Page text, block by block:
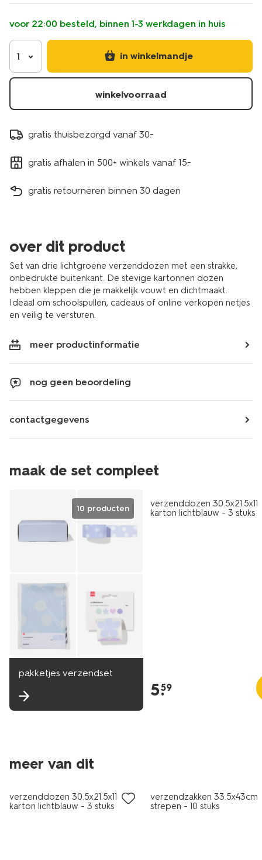
lichtgroen-
-3-
stuks-
14103731.html
voor 22:00 besteld, binnen 1-3 werkdagen in huis
1 in winkelmandje
winkelvoorraad
gratis thuisbezorgd vanaf 30.-
gratis afhalen in 500+ winkels vanaf 15.-
gratis retourneren binnen 30 dagen
over dit product
Set van drie lichtgroene verzenddozen met een strakke,
onbedrukte buitenkant. De stevige kartonnen dozen
hebben kleppen die je makkelijk vouwt en dichtmaakt.
Ideaal om schoolspullen, cadeaus of online verkopen netjes
en veilig te versturen.
meer productinformatie
nog geen beoordeling
contactgegevens
maak de set compleet
10 producten
pakketjes verzendset
verzenddozen
karton lichtblauw - 3 stuks
5.
59
meer van dit
verzenddozen 30.5x21.5x11cm
karton lichtblauw - 3 stuks
verzendzakken 33.5x43cm
strepen - 10 stuks